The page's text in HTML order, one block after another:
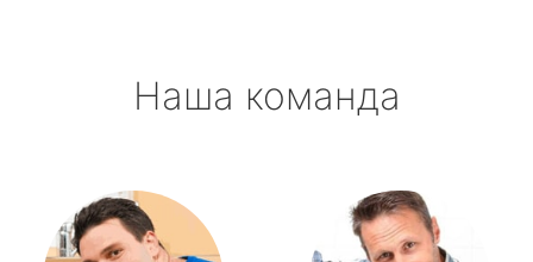
Наша команда